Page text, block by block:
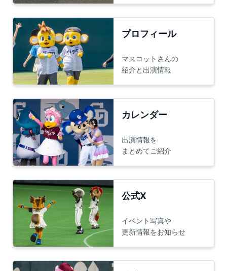
プロフィール
マスコットさんの
紹介と出演情報
カレンダー
出演情報を
まとめてご紹介
公式X
イベント写真や
更新情報をお知らせ